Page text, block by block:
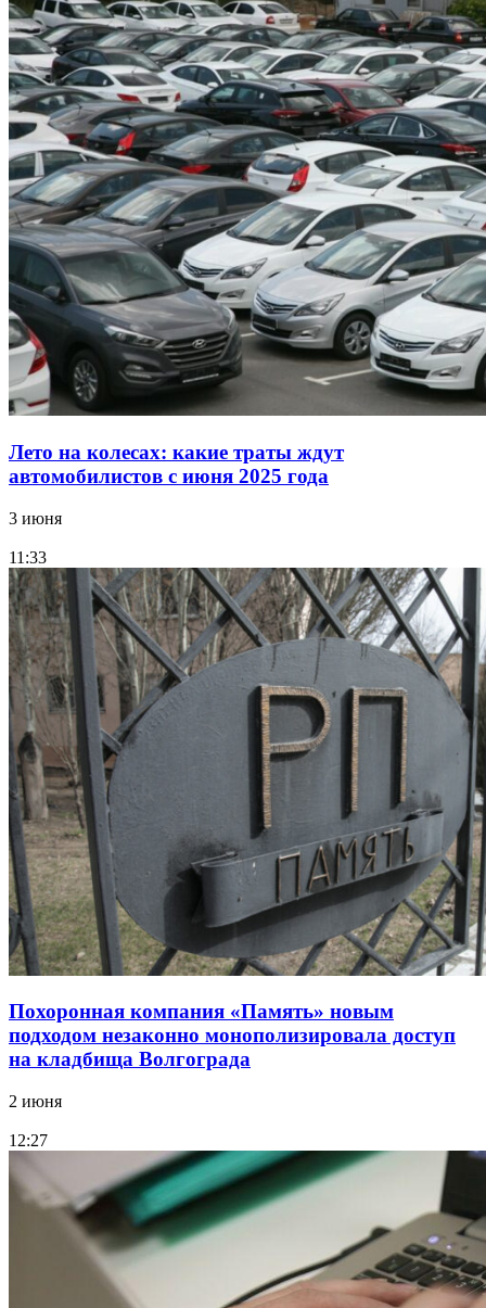
Лето на колесах: какие траты ждут
автомобилистов с июня 2025 года
3 июня
11:33
Похоронная компания «Память» новым
подходом незаконно монополизировала доступ
на кладбища Волгограда
2 июня
12:27